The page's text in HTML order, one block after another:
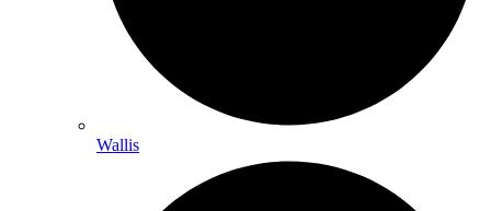
Wallis